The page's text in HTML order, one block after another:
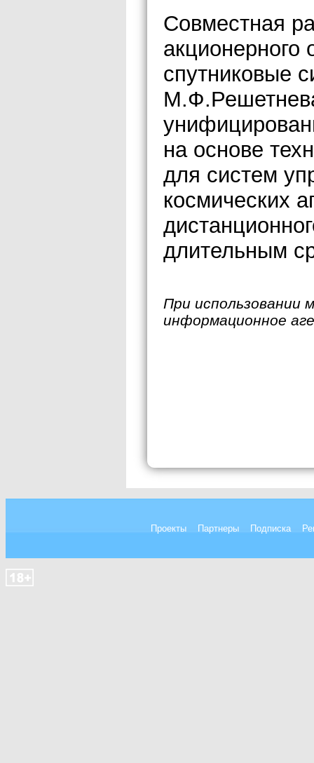
Совместная
спутниковые
на основе
для систем
космических
длительным
При использовании
информационное
Проекты Партнеры Подписка